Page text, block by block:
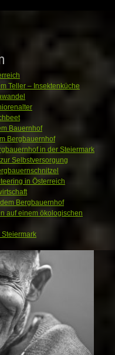
Teller – Insektenküche
Bauernhof
Bergbauernhof
in der Steiermark
Selbstversorgung
in Österreich
Bergbauernhof
auf einem ökologischen
Steiermark